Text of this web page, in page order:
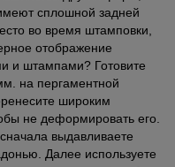
сплошной задней
во время штамповки,
отображение
и штампами? Готовите
на пергаментной
широким
не деформировать его.
выдавливаете
Далее используете